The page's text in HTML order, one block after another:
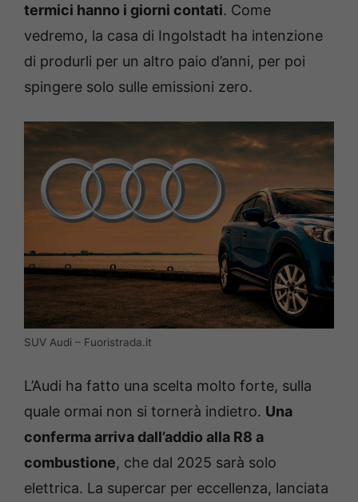
termici hanno i giorni contati. Come
vedremo, la casa di Ingolstadt ha intenzione
di produrli per un altro paio d’anni, per poi
spingere solo sulle emissioni zero.
SUV Audi – Fuoristrada.it
L’Audi ha fatto una scelta molto forte, sulla
quale ormai non si tornerà indietro. Una
conferma arriva dall’addio alla R8 a
combustione, che dal 2025 sarà solo
elettrica. La supercar per eccellenza, lanciata